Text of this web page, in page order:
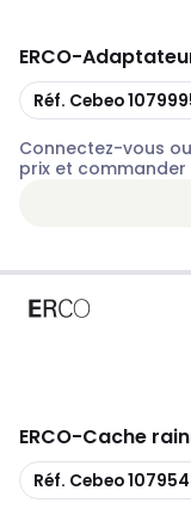
ERCO-
Copier
Réf. Cebeo
Connectez-vous
prix et commander
ERCO-Cache
Copier
Réf. Cebeo